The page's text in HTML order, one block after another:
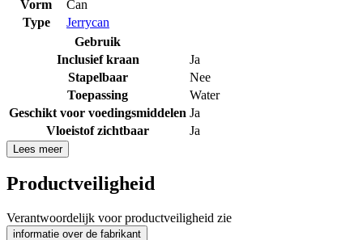
Vorm
Can
Type
Jerrycan
Gebruik
Inclusief kraan
Ja
Stapelbaar
Nee
Toepassing
Water
Geschikt voor voedingsmiddelen Ja
Vloeistof zichtbaar
Ja
Lees meer
Productveiligheid
Verantwoordelijk voor productveiligheid zie
informatie over de fabrikant